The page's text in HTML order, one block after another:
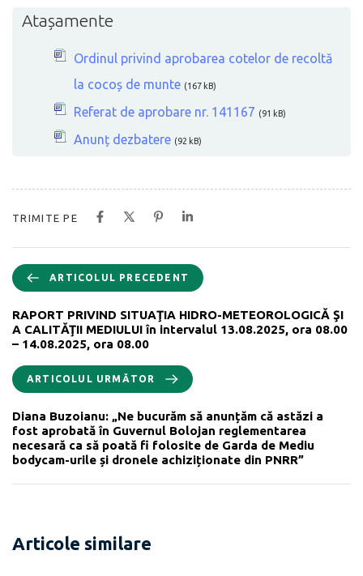
Atașamente
Ordinul privind aprobarea cotelor de recoltă
la cocoș de munte (167 kB)
Referat de aprobare nr. 141167 (91 kB)
Anunț dezbatere (92 kB)
TRIMITE PE
ARTICOLUL PRECEDENT
RAPORT PRIVIND SITUAŢIA HIDRO-METEOROLOGICĂ ŞI
A CALITĂŢII MEDIULUI în intervalul 13.08.2025, ora 08.00
– 14.08.2025, ora 08.00
ARTICOLUL URMĂTOR
Diana Buzoianu: „Ne bucurăm să anunțăm că astăzi a
fost aprobată în Guvernul Bolojan reglementarea
necesară ca să poată fi folosite de Garda de Mediu
bodycam-urile și dronele achiziționate din PNRR”
Articole similare